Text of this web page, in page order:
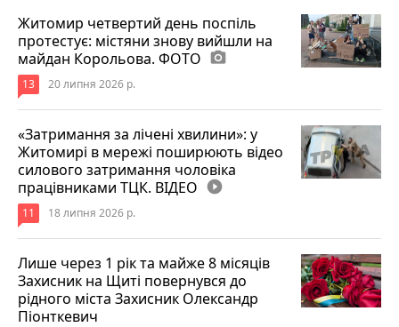
Житомир четвертий день поспіль
протестує: містяни знову вийшли на
майдан Корольова. ФОТО photo_camera
13 20 липня 2026 р.
«Затримання за лічені хвилини»: у
Житомирі в мережі поширюють відео
силового затримання чоловіка
працівниками ТЦК. ВІДЕО play_circle_filled
11 18 липня 2026 р.
Лише через 1 рік та майже 8 місяців
Захисник на Щиті повернувся до
рідного міста Захисник Олександр
Піонткевич